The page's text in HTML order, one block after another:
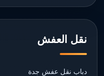
نقل العفش
دباب نقل عفش جدة